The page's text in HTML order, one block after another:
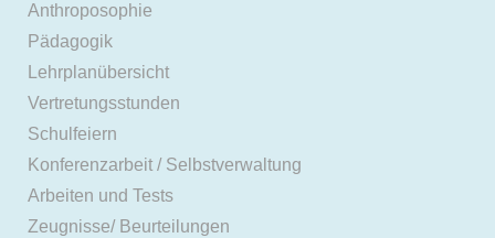
Anthroposophie
Pädagogik
Lehrplanübersicht
Vertretungsstunden
Schulfeiern
Konferenzarbeit / Selbstverwaltung
Arbeiten und Tests
Zeugnisse/ Beurteilungen